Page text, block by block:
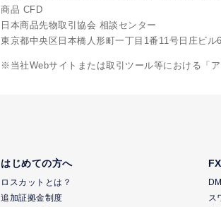
商品 CFD
日本商品先物取引協会 相談センター
東京都中央区日本橋人形町一丁目1番11号日庄ビ
※当社Webサイトまたは取引ツール等における「
はじめての方へ
ロスカットとは？
追加証拠金制度
ス